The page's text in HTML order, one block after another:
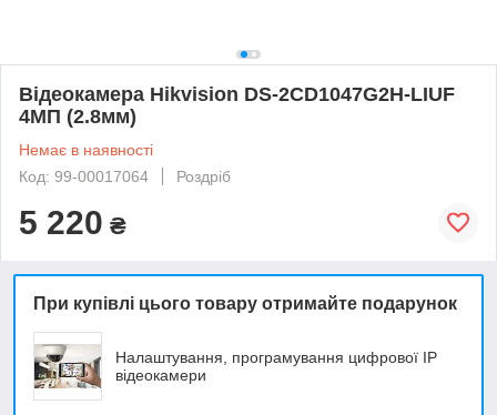
Відеокамера Hikvision DS-2CD1047G2H-LIUF
4МП (2.8мм)
Немає в наявності
Код: 99-00017064
Роздріб
5 220 ₴
При купівлі цього товару отримайте подарунок
Налаштування, програмування цифрової ІР
відеокамери